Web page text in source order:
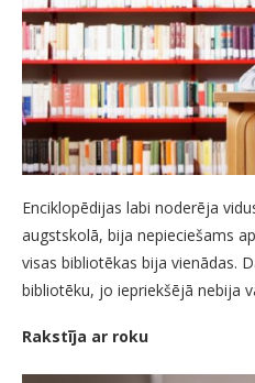
Enciklopēdijas labi noderēja
augstskolā, bija nepieciešams
visas bibliotēkas bija vienādas.
bibliotēku, jo iepriekšējā nebija
Rakstīja ar roku